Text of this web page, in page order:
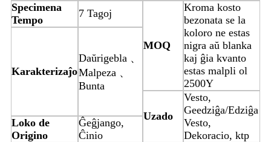
Specimena
Tempo
7 Tagoj
MOQ
Kroma kosto
bezonata se la
koloro ne estas
nigra aŭ blanka
kaj ĝia kvanto
estas malpli ol
2500Y
Karakterizaĵo
Daŭrigebla 、
Malpeza 、
Bunta
Uzado
Vesto,
Geedziĝa/Edziĝa
Vesto,
Dekoracio, ktp
Loko de
Origino
Ĝeĝjango,
Ĉinio